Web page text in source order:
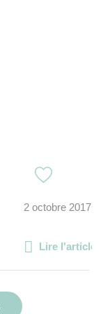
2 octobre 2017
Lire l'article